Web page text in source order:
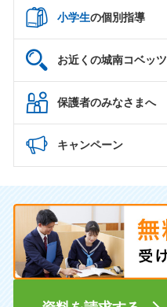
小学生の個別指導
お近くの城南コベッツ
保護者のみなさまへ
キャンペーン